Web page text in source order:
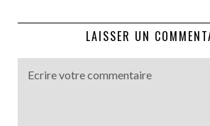
LAISSER UN